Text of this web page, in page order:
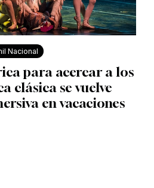
Nacional
para acercar a los
clásica se vuelve
en vacaciones